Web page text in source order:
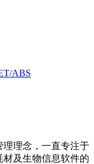
ABS
理理念，一直专注于
材及生物信息软件的